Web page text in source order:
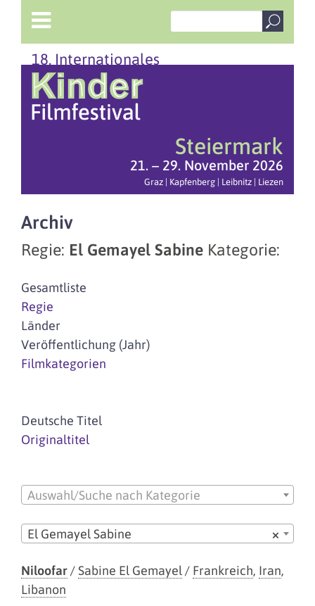
18. Internationales
Steiermark
21. – 29. November 2026
Graz | Kapfenberg | Leibnitz | Liezen
Archiv
Regie: El Gemayel Sabine Kategorie:
Gesamtliste
Regie
Länder
Veröffentlichung (Jahr)
Filmkategorien
Deutsche Titel
Originaltitel
Auswahl/Suche nach Kategorie
×
El Gemayel Sabine
Niloofar/Sabine El Gemayel/ Frankreich, Iran,
Libanon